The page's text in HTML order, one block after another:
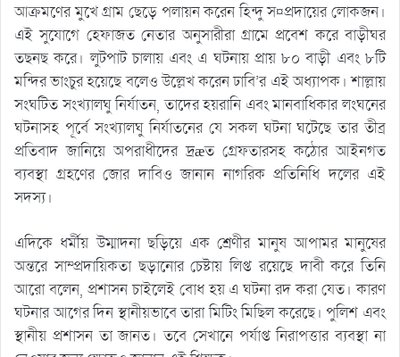
আক্রমণের মুখে গ্রাম ছেড়ে পলায়ন করেন হিন্দু স¤প্রদায়ের লোকজন।
এই সুযোগে হেফাজত নেতার অনুসারীরা গ্রামে প্রবেশ করে বাড়ীঘর
তছনছ করে। লুটপাট চালায় এবং এ ঘটনায় প্রায় ৮০ বাড়ী এবং ৮টি
মন্দির ভাংচুর হয়েছে বলেও উল্লেখ করেন ঢাবি’র এই অধ্যাপক। শাল্লায়
সংঘটিত সংখ্যালঘু নির্যাতন, তাদের হয়রানি এবং মানবাধিকার লংঘনের
ঘটনাসহ পূর্বে সংখ্যালঘু নির্যাতনের যে সকল ঘটনা ঘটেছে তার তীব্র
প্রতিবাদ জানিয়ে অপরাধীদের দ্রæত গ্রেফতারসহ কঠোর আইনগত
ব্যবস্থা গ্রহণের জোর দাবিও জানান নাগরিক প্রতিনিধি দলের এই
সদস্য।
এদিকে ধর্মীয় উম্মাদনা ছড়িয়ে এক শ্রেণীর মানুষ আপামর মানুষের
অন্তরে সাম্প্রদায়িকতা ছড়ানোর চেষ্টায় লিপ্ত রয়েছে দাবী করে তিনি
আরো বলেন, প্রশাসন চাইলেই বোধ হয় এ ঘটনা রদ করা যেত। কারণ
ঘটনার আগের দিন স্থানীয়ভাবে তারা মিটিং মিছিল করেছে। পুলিশ এবং
স্থানীয় প্রশাসন তা জানত। তবে সেখানে পর্যাপ্ত নিরাপত্তার ব্যবস্থা না